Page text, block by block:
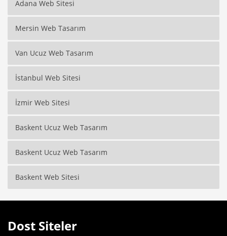
Adana Web Sitesi
Mersin Web Tasarım
Van Ucuz Web Tasarım
İstanbul Web Sitesi
İzmir Web Sitesi
Baskent Ucuz Web Tasarım
Baskent Ucuz Web Tasarım
Baskent Web Sitesi
Dost Siteler